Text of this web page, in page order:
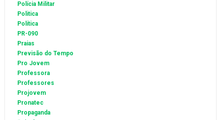
Polícia Militar
Politica
Política
PR-090
Praias
Previsão do Tempo
Pro Jovem
Professora
Professores
Projovem
Pronatec
Propaganda